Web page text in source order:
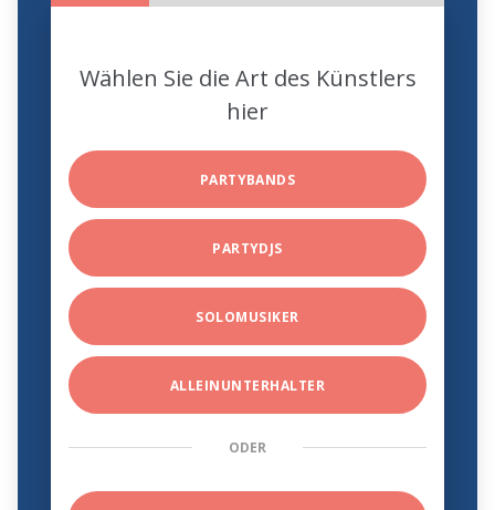
Wählen Sie die Art des Künstlers
hier
PARTYBANDS
PARTYDJS
SOLOMUSIKER
ALLEINUNTERHALTER
ODER